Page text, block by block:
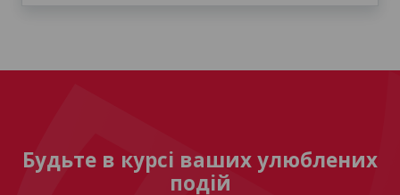
Будьте в курсі ваших улюблених
подій